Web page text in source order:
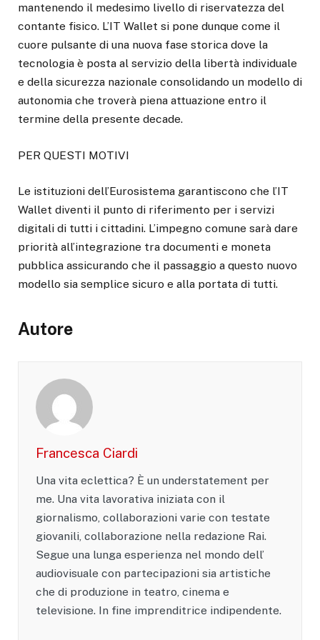
mantenendo il medesimo livello di riservatezza del
contante fisico. L’IT Wallet si pone dunque come il
cuore pulsante di una nuova fase storica dove la
tecnologia è posta al servizio della libertà individuale
e della sicurezza nazionale consolidando un modello di
autonomia che troverà piena attuazione entro il
termine della presente decade.
PER QUESTI MOTIVI
Le istituzioni dell’Eurosistema garantiscono che l’IT
Wallet diventi il punto di riferimento per i servizi
digitali di tutti i cittadini. L’impegno comune sarà dare
priorità all’integrazione tra documenti e moneta
pubblica assicurando che il passaggio a questo nuovo
modello sia semplice sicuro e alla portata di tutti.
Autore
Francesca Ciardi
Una vita eclettica? È un understatement per
me. Una vita lavorativa iniziata con il
giornalismo, collaborazioni varie con testate
giovanili, collaborazione nella redazione Rai.
Segue una lunga esperienza nel mondo dell’
audiovisuale con partecipazioni sia artistiche
che di produzione in teatro, cinema e
televisione. In fine imprenditrice indipendente.